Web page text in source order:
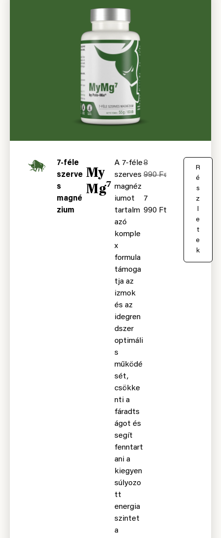
7-féle
szerve
s
magné
zium
My
Mg⁷
A 7-féle
szerves
magnéz
iumot
tartalm
azó
komple
x
formula
támoga
tja az
izmok
és az
idegren
dszer
optimáli
s
működé
sét,
csökke
nti a
fáradts
ágot és
segít
fenntart
ani a
kiegyen
súlyozo
tt
energia
szintet
a
8
990Ft
7
990 Ft
R
é
s
z
l
e
t
e
k